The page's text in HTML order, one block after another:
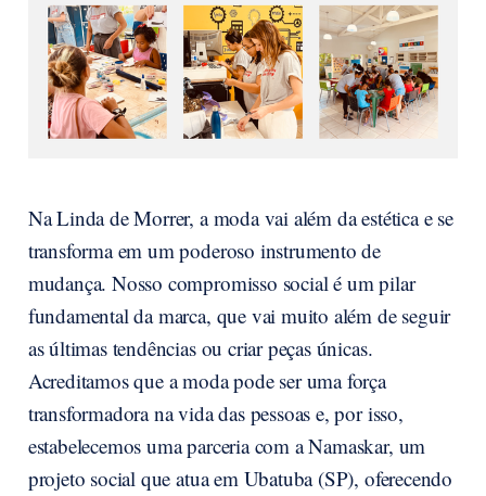
Na Linda de Morrer, a moda vai além da estética e se
transforma em um poderoso instrumento de
mudança. Nosso compromisso social é um pilar
fundamental da marca, que vai muito além de seguir
as últimas tendências ou criar peças únicas.
Acreditamos que a moda pode ser uma força
transformadora na vida das pessoas e, por isso,
estabelecemos uma parceria com a Namaskar, um
projeto social que atua em Ubatuba (SP), oferecendo